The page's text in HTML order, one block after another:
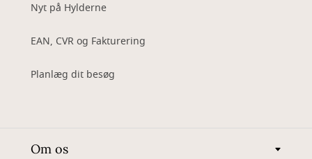
Nyt på Hylderne
EAN, CVR og Fakturering
Planlæg dit besøg
Om os